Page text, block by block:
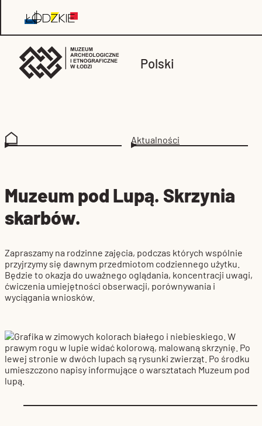
Polski
Aktualności
Muzeum pod Lupą. Skrzynia
skarbów.
Zapraszamy na rodzinne zajęcia, podczas których wspólnie
przyjrzymy się dawnym przedmiotom codziennego użytku.
Będzie to okazja do uważnego oglądania, koncentracji uwagi,
ćwiczenia umiejętności obserwacji, porównywania i
wyciągania wniosków.